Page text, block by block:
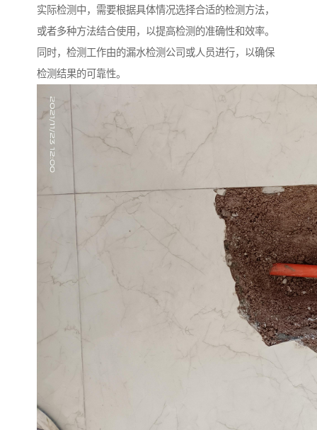
实际检测中，需要根据具体情况选择合适的检测方法，
或者多种方法结合使用，以提高检测的准确性和效率。
同时，检测工作由的漏水检测公司或人员进行，以确保
检测结果的可靠性。